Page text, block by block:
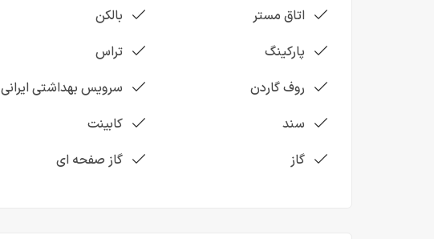
اتاق مستر
بالکن
پارکینگ
تراس
روف گاردن
سرویس بهداشتی ایرانی
سند
کابینت
گاز
گاز صفحه ای